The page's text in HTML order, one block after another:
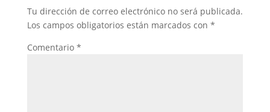
Tu dirección de correo electrónico no será publicada.
Los campos obligatorios están marcados con *
Comentario *